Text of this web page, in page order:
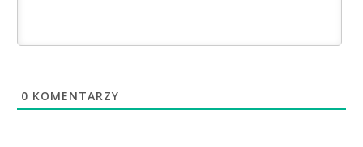
0 KOMENTARZY